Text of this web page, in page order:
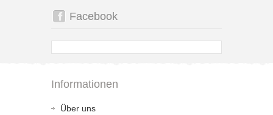
Facebook
Informationen
Über uns